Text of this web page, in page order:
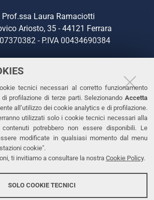
tecnici necessari al corretto funzionamento
profilazione di terze parti. Selezionando Accetta
all’utilizzo dei cookie analytics e di profilazione.
utilizzati solo i cookie tecnici necessari alla
potrebbero non essere disponibili. Le
modificate in qualsiasi momento dal menu
cookie".
ti invitiamo a consultare la nostra Cookie Policy.
SOLO COOKIE TECNICI
Prof.ssa Laura Ramaciotti
Ariosto, 35 - 44121 Ferrara
- P.IVA 00434690384
0532 293111
0532 293031
di accessibilità